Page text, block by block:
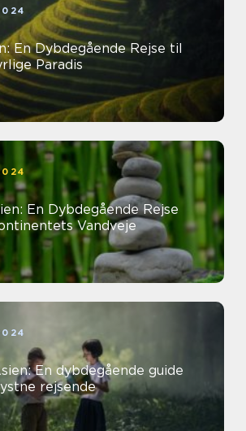
En Dybdegående Rejse til
Paradis
En Dybdegående Rejse
Vandveje
En dybdegående guide
rejsende